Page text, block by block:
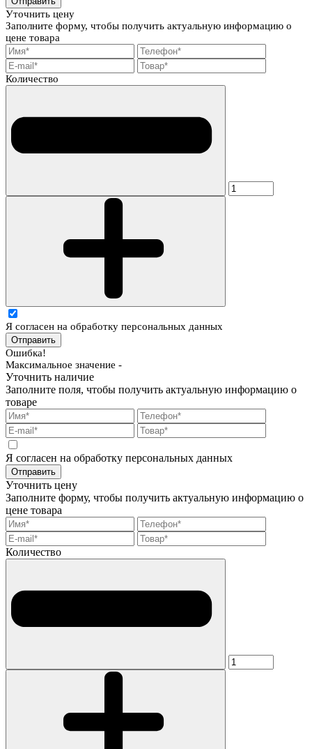
Уточнить цену
Заполните форму, чтобы получить актуальную информацию о
цене товара
Количество
Я согласен на обработку персональных данных
Отправить
Ошибка!
Максимальное значение -
Уточнить наличие
Заполните поля, чтобы получить актуальную информацию о
товаре
Я согласен на обработку персональных данных
Отправить
Уточнить цену
Заполните форму, чтобы получить актуальную информацию о
цене товара
Количество